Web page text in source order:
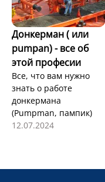
Донкерман ( или
pumpan) - все об
этой професии
Все, что вам нужно
знать о работе
донкермана
(Pumpman, пампик)
12.07.2024